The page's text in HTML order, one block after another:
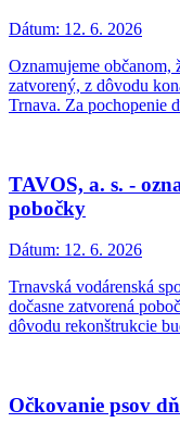
Dátum: 12. 6. 2026
Oznamujeme občanom,
zatvorený, z dôvodu
Trnava. Za pochopenie
TAVOS, a. s. -
pobočky
Dátum: 12. 6. 2026
Trnavská vodárenská
dočasne zatvorená
dôvodu rekonštrukcie
Očkovanie psov